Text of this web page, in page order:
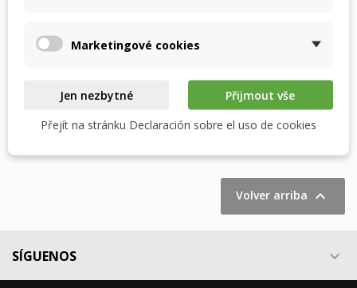
En stock
Volver arriba 
SÍGUENOS 
Marketingové cookies
Jen nezbytné
Přijmout vše
Přejít na stránku Declaración sobre el uso de cookies